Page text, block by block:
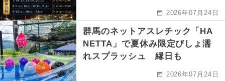
2026年07月24日
群馬のネットアスレチック「HA
NETTA」で夏休み限定びしょ濡
れスプラッシュ 縁日も
2026年07月24日